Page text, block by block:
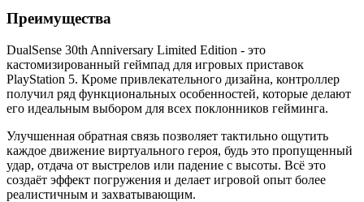
Преимущества
DualSense 30th Anniversary Limited Edition - это
кастомизированный геймпад для игровых приставок
PlayStation 5. Кроме привлекательного дизайна, контроллер
получил ряд функциональных особенностей, которые делают
его идеальным выбором для всех поклонников гейминга.
Улучшенная обратная связь позволяет тактильно ощутить
каждое движение виртуального героя, будь это пропущенный
удар, отдача от выстрелов или падение с высоты. Всё это
создаёт эффект погружения и делает игровой опыт более
реалистичным и захватывающим.